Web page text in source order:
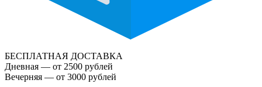
БЕСПЛАТНАЯ ДОСТАВКА
Дневная — от 2500 рублей
Вечерняя — от 3000 рублей